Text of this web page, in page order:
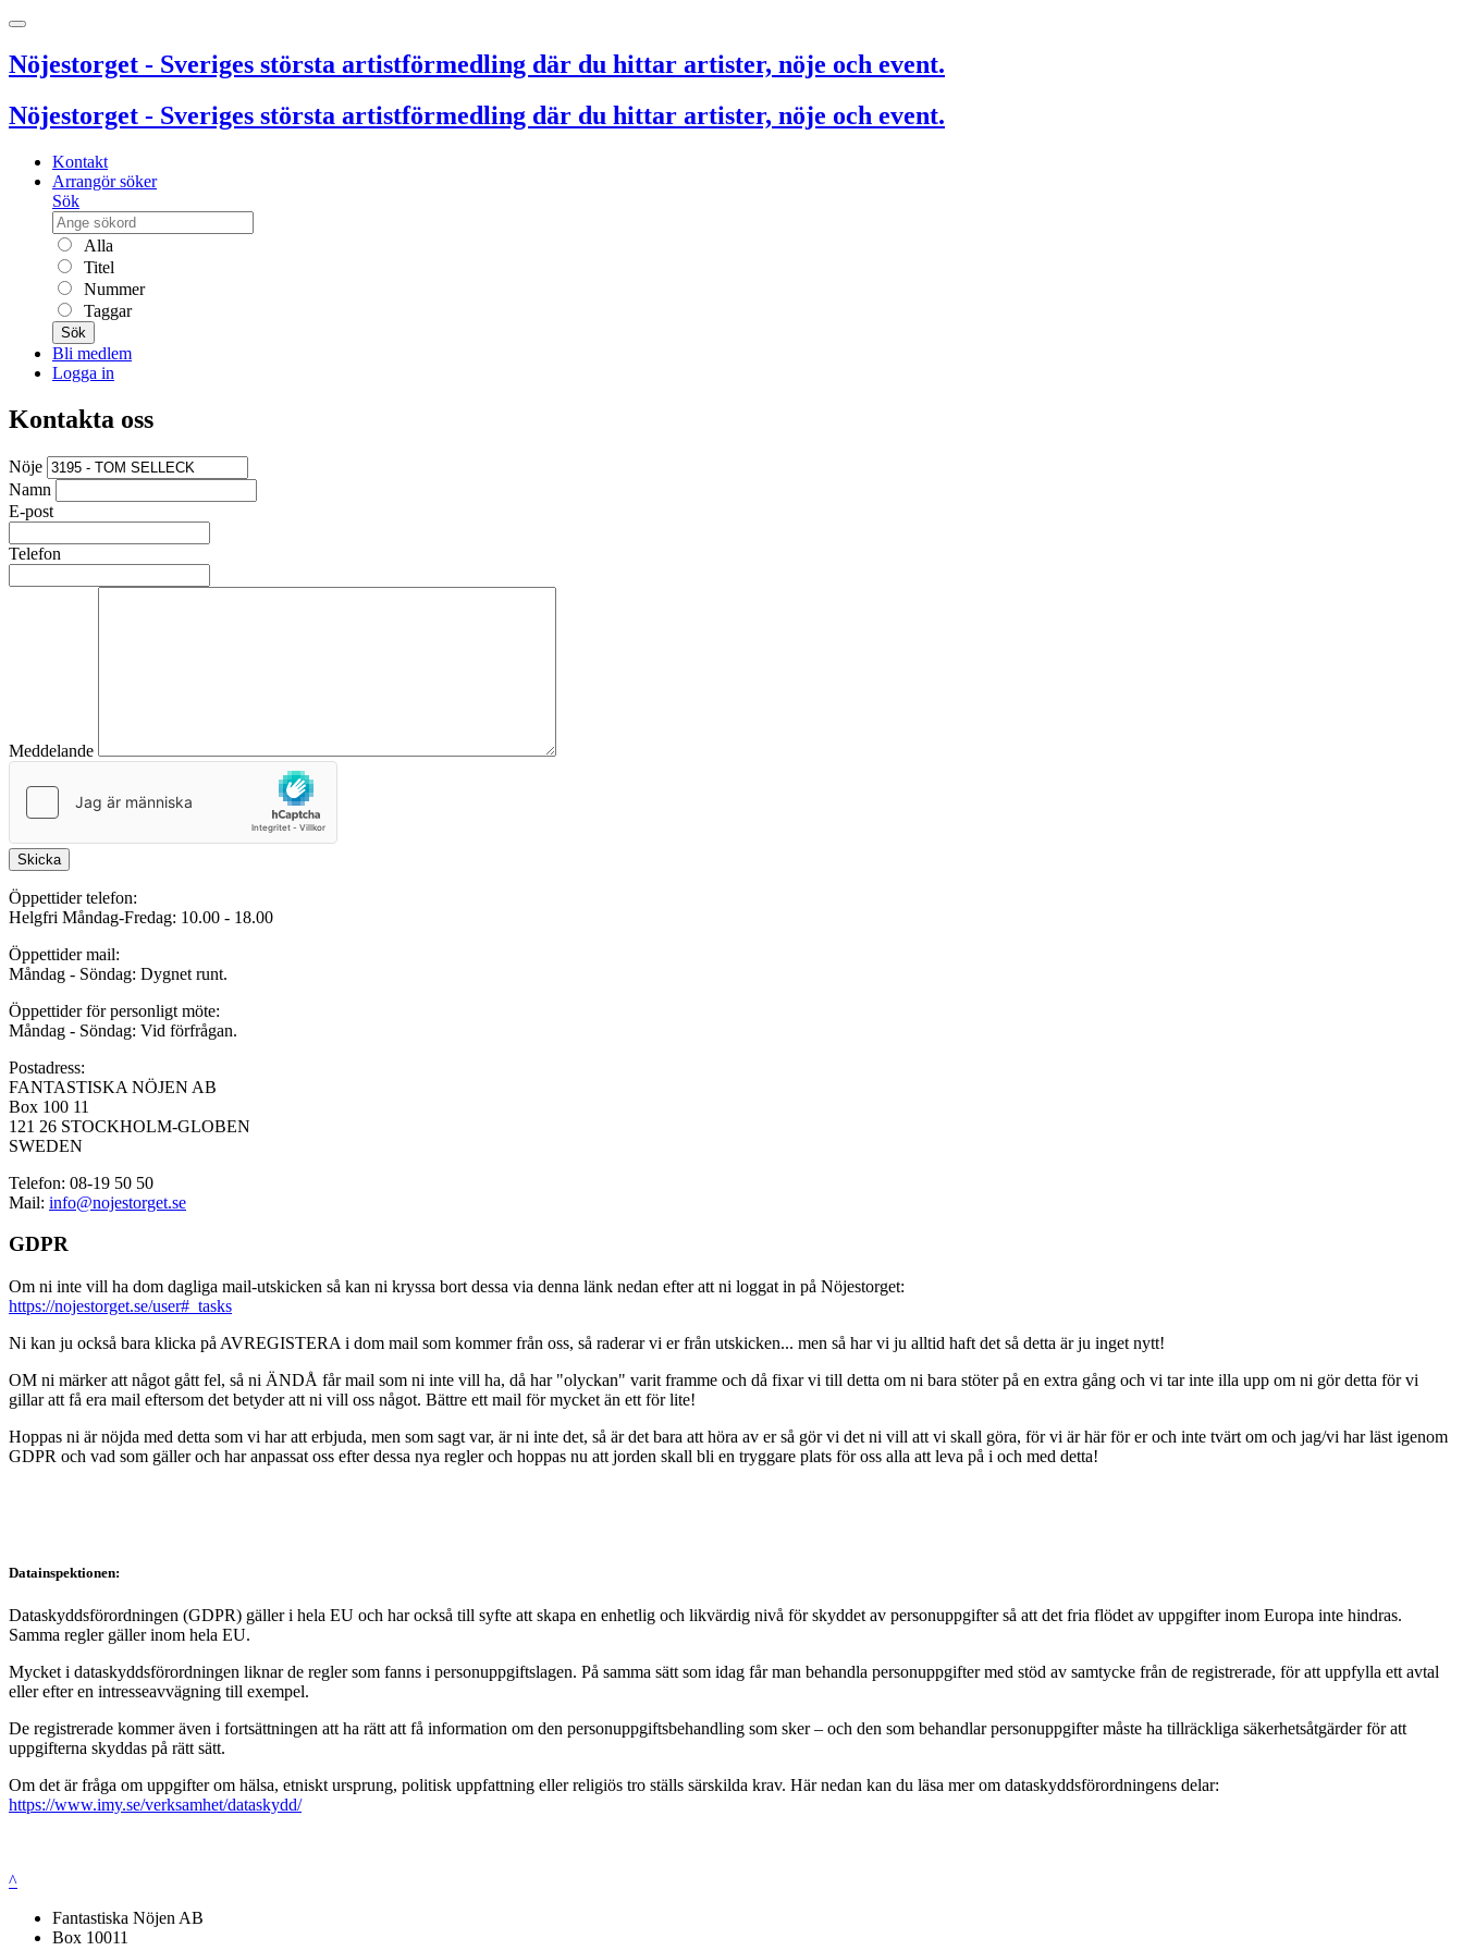
Nöjestorget - Sveriges största artistförmedling där du hittar artister, nöje och event.
Nöjestorget - Sveriges största artistförmedling där du hittar artister, nöje och event.
Kontakt
Arrangör söker
Sök
Alla
Titel
Nummer
Taggar
Sök
Bli medlem
Logga in
Kontakta oss
Nöje
Namn
E-post
Telefon
Meddelande
Skicka
Öppettider telefon:
Helgfri Måndag-Fredag: 10.00 - 18.00
Öppettider mail:
Måndag - Söndag: Dygnet runt.
Öppettider för personligt möte:
Måndag - Söndag: Vid förfrågan.
Postadress:
FANTASTISKA NÖJEN AB
Box 100 11
121 26 STOCKHOLM-GLOBEN
SWEDEN
Telefon: 08-19 50 50
Mail: info@nojestorget.se
GDPR
Om ni inte vill ha dom dagliga mail-utskicken så kan ni kryssa bort dessa via denna länk nedan efter att ni loggat in på Nöjestorget:
https://nojestorget.se/user#_tasks
Ni kan ju också bara klicka på AVREGISTERA i dom mail som kommer från oss, så raderar vi er från utskicken... men så har vi ju alltid haft det så detta är ju inget nytt!
OM ni märker att något gått fel, så ni ÄNDÅ får mail som ni inte vill ha, då har "olyckan" varit framme och då fixar vi till detta om ni bara stöter på en extra gång och vi tar inte illa upp om ni gör detta för vi
gillar att få era mail eftersom det betyder att ni vill oss något. Bättre ett mail för mycket än ett för lite!
Hoppas ni är nöjda med detta som vi har att erbjuda, men som sagt var, är ni inte det, så är det bara att höra av er så gör vi det ni vill att vi skall göra, för vi är här för er och inte tvärt om och jag/vi har läst igenom
GDPR och vad som gäller och har anpassat oss efter dessa nya regler och hoppas nu att jorden skall bli en tryggare plats för oss alla att leva på i och med detta!
Datainspektionen:
Dataskyddsförordningen (GDPR) gäller i hela EU och har också till syfte att skapa en enhetlig och likvärdig nivå för skyddet av personuppgifter så att det fria flödet av uppgifter inom Europa inte hindras.
Samma regler gäller inom hela EU.
Mycket i dataskyddsförordningen liknar de regler som fanns i personuppgiftslagen. På samma sätt som idag får man behandla personuppgifter med stöd av samtycke från de registrerade, för att uppfylla ett avtal
eller efter en intresseavvägning till exempel.
De registrerade kommer även i fortsättningen att ha rätt att få information om den personuppgiftsbehandling som sker – och den som behandlar personuppgifter måste ha tillräckliga säkerhetsåtgärder för att
uppgifterna skyddas på rätt sätt.
Om det är fråga om uppgifter om hälsa, etniskt ursprung, politisk uppfattning eller religiös tro ställs särskilda krav. Här nedan kan du läsa mer om dataskyddsförordningens delar:
https://www.imy.se/verksamhet/dataskydd/
^
Fantastiska Nöjen AB
Box 10011